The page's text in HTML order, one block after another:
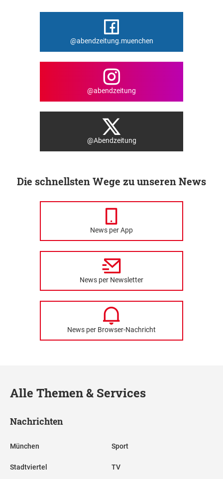
@abendzeitung.muenchen
@abendzeitung
@Abendzeitung
Die schnellsten Wege zu unseren News
News per App
News per Newsletter
News per Browser-Nachricht
Alle Themen & Services
Nachrichten
München
Stadtviertel
Sport
TV